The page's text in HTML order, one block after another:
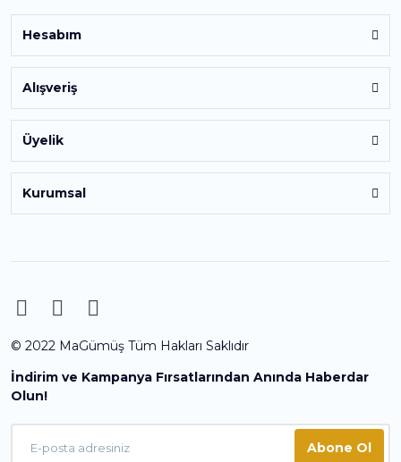
Hesabım
Alışveriş
Üyelik
Kurumsal
© 2022 MaGümüş Tüm Hakları Saklıdır
İndirim ve Kampanya Fırsatlarından Anında Haberdar
Olun!
Abone Ol